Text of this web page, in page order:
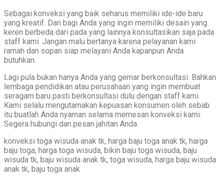
Sebagai konveksi yang baik seharus memiliki ide-ide baru
yang kreatif. Dan bagi Anda yang ingin memiliki desain yang
keren berbeda dari pada yang lainnya konsultasikan saja pada
staff kami. Jangan malu bertanya karena pelayanan kami
ramah dan sopan siap melayani Anda kapanpun Anda
butuhkan.
Lagi pula bukan hanya Anda yang gemar berkonsultasi. Bahkan
lembaga pendidikan atau perusahaan yang ingin membuat
seragam baru pasti berkonsultasi dulu dengan staff kami.
Kami selalu mengutamakan kepuasan konsumen oleh sebab
itu buatlah Anda nyaman selama memesan konveksi kami.
Segera hubungi dan pesan jahitan Anda.
konveksi toga wisuda anak tk, harga baju toga anak tk, harga
baju toga, harga toga wisuda, bikin baju toga wisuda, baju
wisuda tk, baju wisuda anak tk, toga wisuda, harga baju wisuda
anak tk, baju toga anak